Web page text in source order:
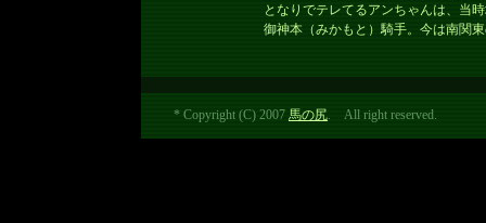
となりでテレてるアンちゃんは、当時
御神本（みかもと）騎手。今は南関東
* Copyright (C) 2007 馬の尻. All right reserved.